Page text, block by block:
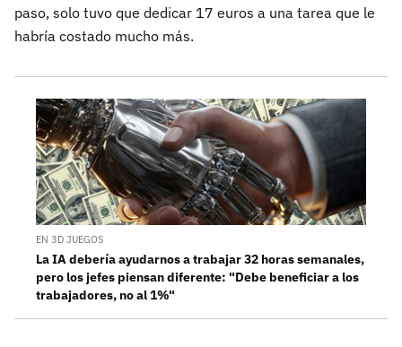
paso, solo tuvo que dedicar 17 euros a una tarea que le
habría costado mucho más.
EN 3D JUEGOS
La IA debería ayudarnos a trabajar 32 horas semanales,
pero los jefes piensan diferente: "Debe beneficiar a los
trabajadores, no al 1%"